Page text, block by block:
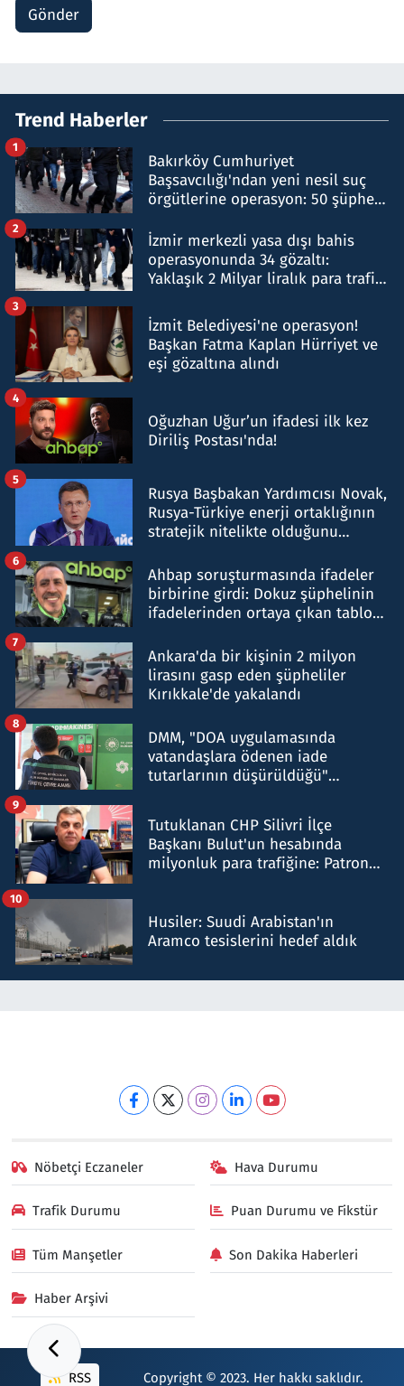
Gönder
Trend Haberler
Bakırköy Cumhuriyet
Başsavcılığı'ndan yeni nesil suç
örgütlerine operasyon: 50 şüpheli
1
İzmir merkezli yasa dışı bahis
operasyonunda 34 gözaltı:
Yaklaşık 2 Milyar liralık para trafiği
2
İzmit Belediyesi'ne operasyon!
Başkan Fatma Kaplan Hürriyet ve
eşi gözaltına alındı
3
Oğuzhan Uğur’un ifadesi ilk kez
Diriliş Postası'nda!
4
Rusya Başbakan Yardımcısı Novak,
Rusya-Türkiye enerji ortaklığının
stratejik nitelikte olduğunu
5
Ahbap soruşturmasında ifadeler
birbirine girdi: Dokuz şüphelinin
ifadelerinden ortaya çıkan tablo
6
Ankara'da bir kişinin 2 milyon
lirasını gasp eden şüpheliler
Kırıkkale'de yakalandı
7
DMM, "DOA uygulamasında
vatandaşlara ödenen iade
tutarlarının düşürüldüğü"
8
Tutuklanan CHP Silivri İlçe
Başkanı Bulut'un hesabında
milyonluk para trafiğine: Patron
9
Husiler: Suudi Arabistan'ın
Aramco tesislerini hedef aldık
10
Nöbetçi Eczaneler Hava Durumu
Trafik Durumu Puan Durumu ve Fikstür
Tüm Manşetler Son Dakika Haberleri
Haber Arşivi
RSS Copyright © 2023. Her hakkı saklıdır.